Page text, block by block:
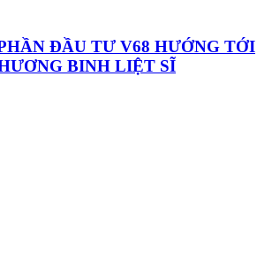
ĐẦU TƯ V68 HƯỚNG TỚI
BINH LIỆT SĨ